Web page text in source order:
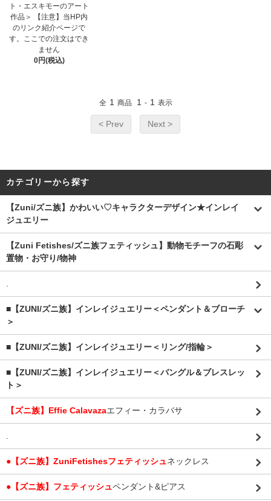
ト・エスキモーのアート
作品＞ 【注意】当HP内
のリンク紹介ページで
す。ここでの注文はでき
ません
0円(税込)
全 1 商品 1 - 1 表示
< Prev Next >
カテゴリーから探す
【Zuni/ズニ族】かわいい♡キャラクターデザイン★インレイ
ジュエリー
【Zuni Fetishes/ズニ族フェティッシュ】動物モチーフの石彫
置物・お守り/物神
■【ZUNI/ズニ族】インレイジュエリー＜ペンダント＆ブローチ
＞
■【ZUNI/ズニ族】インレイジュエリー＜リング/指輪＞
■【ZUNI/ズニ族】インレイジュエリー＜バングル＆ブレスレッ
ト＞
【ズニ族】Effie Calavazaエフィー・カラバサ
●【ズニ族】ZuniFetishesフェティッシュネックレス
●【ズニ族】フェティッシュペンダント&ピアス